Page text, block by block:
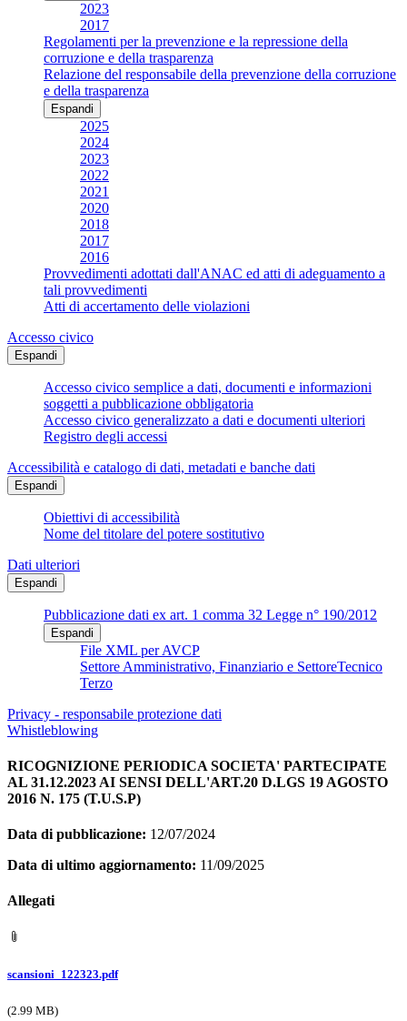
2023
2017
Regolamenti per la prevenzione e la repressione della
corruzione e della trasparenza
Relazione del responsabile della prevenzione della corruzione
e della trasparenza
Espandi
2025
2024
2023
2022
2021
2020
2018
2017
2016
Provvedimenti adottati dall'ANAC ed atti di adeguamento a
tali provvedimenti
Atti di accertamento delle violazioni
Accesso civico
Espandi
Accesso civico semplice a dati, documenti e informazioni
soggetti a pubblicazione obbligatoria
Accesso civico generalizzato a dati e documenti ulteriori
Registro degli accessi
Accessibilità e catalogo di dati, metadati e banche dati
Espandi
Obiettivi di accessibilità
Nome del titolare del potere sostitutivo
Dati ulteriori
Espandi
Pubblicazione dati ex art. 1 comma 32 Legge n° 190/2012
Espandi
File XML per AVCP
Settore Amministrativo, Finanziario e SettoreTecnico
Terzo
Privacy - responsabile protezione dati
Whistleblowing
RICOGNIZIONE PERIODICA SOCIETA' PARTECIPATE
AL 31.12.2023 AI SENSI DELL'ART.20 D.LGS 19 AGOSTO
2016 N. 175 (T.U.S.P)
Data di pubblicazione: 12/07/2024
Data di ultimo aggiornamento: 11/09/2025
Allegati
scansioni_122323.pdf
(2.99 MB)